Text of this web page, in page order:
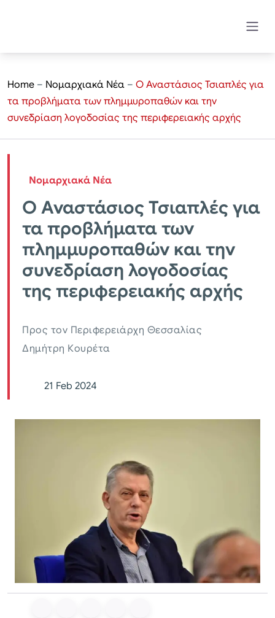
Home – Νομαρχιακά Νέα – Ο Αναστάσιος Τσιαπλές για
τα προβλήματα των πλημμυροπαθών και την
συνεδρίαση λογοδοσίας της περιφερειακής αρχής
Νομαρχιακά Νέα
Ο Αναστάσιος Τσιαπλές για
τα προβλήματα των
πλημμυροπαθών και την
συνεδρίαση λογοδοσίας
της περιφερειακής αρχής
Προς τον Περιφερειάρχη Θεσσαλίας
Δημήτρη Κουρέτα
21 Feb 2024